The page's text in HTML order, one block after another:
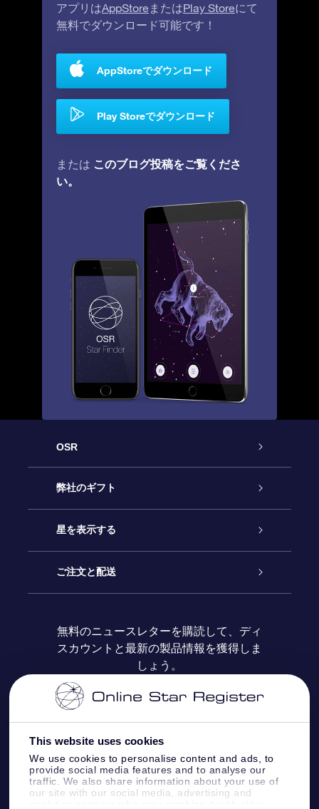
This website uses cookies
We use cookies to personalise content and ads, to
provide social media features and to analyse our
traffic. We also share information about your use of
our site with our social media, advertising and
アプリはAppStore またはPlay Storeにて
無料でダウンロード可能です！
AppStoreでダウンロード
Play Storeでダウンロード
または このブログ投稿をご覧くださ
い。
OSR
カスタマーサービス
お問い合わせ
ブログ
レビュー
弊社のギフト
Online Starギフト
OSRギフトパック
OSR ギフトカード
法人ギフト
星を表示する
星の登録
カスタマイズされたStar Page
One Million Stars
OSR Starsaver
星間飛行VRアプリ
ご注文と配送
お支払いに関する情報
配送に関する情報
返品ポリシ
星座
無料のニュースレターを購読して、ディ
スカウントと最新の製品情報を獲得しま
しょう。